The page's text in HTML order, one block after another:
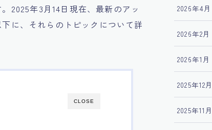
2025年3月14日現在、最新のアッ
に、それらのトピックについて詳
CLOSE
2026年4月
2026年2月
2026年1月
2025年12月
2025年11月